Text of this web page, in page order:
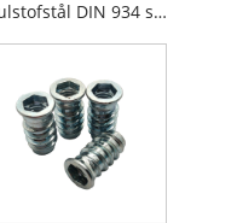
Kulstofstål DIN 934 sekskantmøtrik zinkbelagt